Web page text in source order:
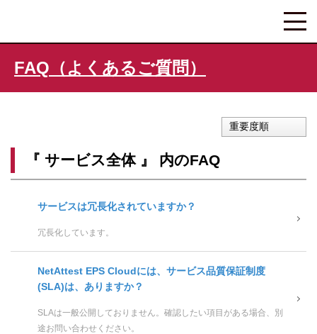
FAQ（よくあるご質問）
重要度順
『 サービス全体 』 内のFAQ
サービスは冗長化されていますか？
冗長化しています。
NetAttest EPS Cloudには、サービス品質保証制度
(SLA)は、ありますか？
SLAは一般公開しておりません。確認したい項目がある場合、別
途お問い合わせください。